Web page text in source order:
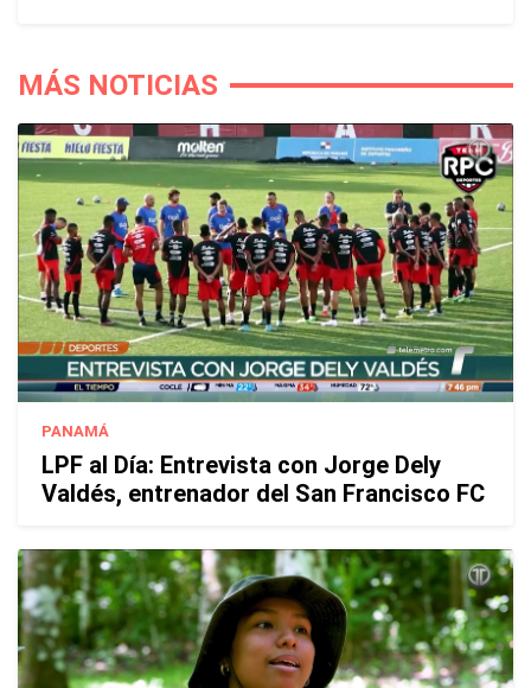
MÁS NOTICIAS
PANAMÁ
LPF al Día: Entrevista con Jorge Dely
Valdés, entrenador del San Francisco FC